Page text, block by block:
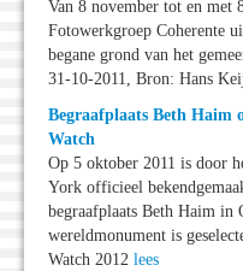
Van 8 november tot en met
Fotowerkgroep Coherente
begane grond van het
31-10-2011, Bron: Hans
Begraafplaats Beth Haim
Watch
Op 5 oktober 2011 is door
York officieel
begraafplaats Beth Haim in
wereldmonument is
Watch 2012 lees